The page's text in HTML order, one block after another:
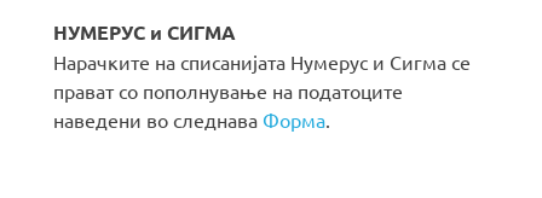
НУМЕРУС и СИГМА
Нарачките на списанијата Нумерус и Сигма се
прават со пополнување на податоците
наведени во следнава Форма